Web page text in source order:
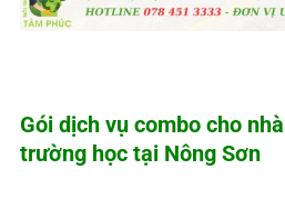
Gói dịch vụ combo cho
trường học tại Nông Sơn